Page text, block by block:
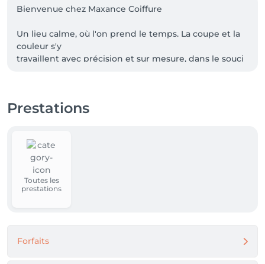
Bienvenue chez Maxance Coiffure
Un lieu calme, où l'on prend le temps. La coupe et la
couleur s'y
travaillent avec précision et sur mesure, dans le souci
1150 Woluwe-Saint-Pierre
Stationnement & accès
Un parking privé de 4 emplacements est à votre
disposition au n°153.
n°157.
Prestations
Toutes les
prestations
Forfaits